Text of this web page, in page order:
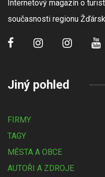
Internetový magazín o
současnosti regionu
Jiný pohled
FIRMY
TAGY
MĚSTA A OBCE
AUTOŘI A ZDROJE